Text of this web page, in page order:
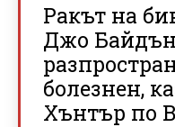
Ракът на
Джо Байдън
болезнен,
Хънтър по